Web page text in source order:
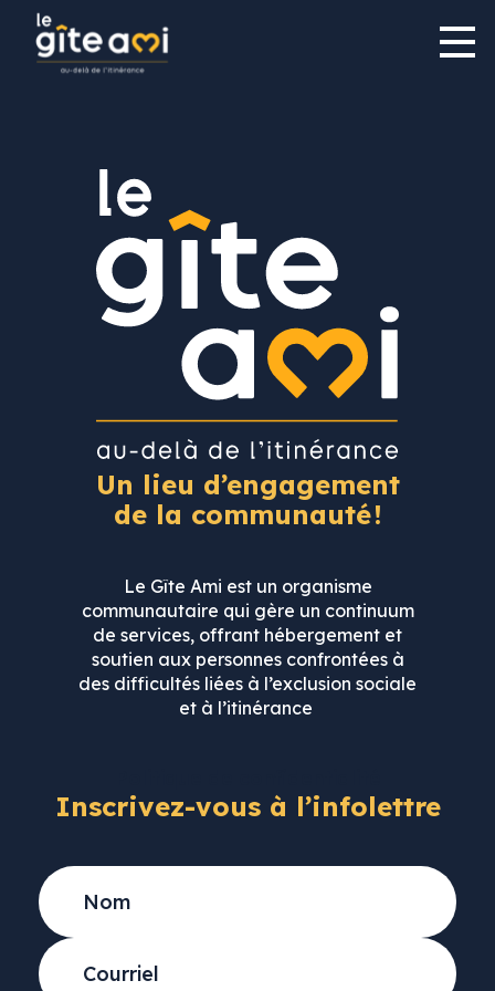
Un lieu d’engagement
de la communauté !
Le Gîte Ami est un organisme
communautaire qui gère un continuum
de services, offrant hébergement et
soutien aux personnes confrontées à
des difficultés liées à l’exclusion sociale
et à l’itinérance
Inscrivez-vous à l’infolettre
Ajouter votre CV +